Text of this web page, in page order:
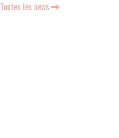
Toutes les news